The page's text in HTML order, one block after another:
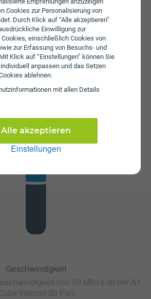
Cookies zur Personalisierung von
Durch Klick auf “Alle akzeptieren”
Einwilligung zur
Cookies, einschließlich Cookies von
zur Erfassung von Besuchs- und
Klick auf “Einstellungen” können Sie
anpassen und das Setzen
ablehnen.
mit allen Details
Einstellungen
Alle akzeptieren
keine Servicepauschale erhoben.
Datenstick
Karte kann in jedem gängigen
werden, um Computer oder Laptop
verbinden. Alternativ kann die SIM-
in Tablets verwendet werden.
Geschwindigkeit
von 50 Mbit/s ist der A1
Internet 50 Flex